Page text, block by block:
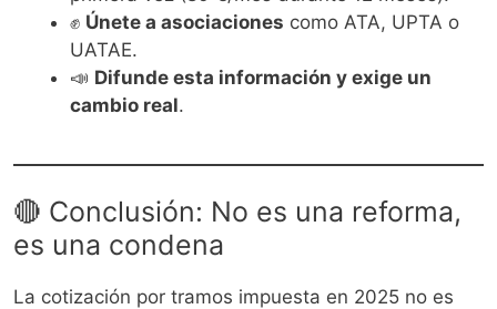
✊ Únete a asociaciones como ATA, UPTA o
UATAE.
📣 Difunde esta información y exige un
cambio real.
🔴 Conclusión: No es una reforma,
es una condena
La cotización por tramos impuesta en 2025 no es